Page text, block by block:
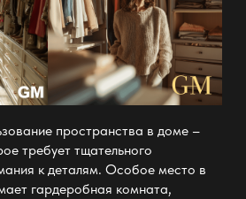
пространства в доме –
требует тщательного
к деталям. Особое место в
гардеробная комната,